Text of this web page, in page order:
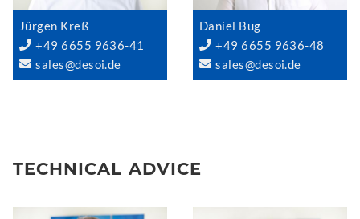
Jürgen Kreß
+49 6655 9636-41
sales@desoi.de
Daniel Bug
+49 6655 9636-48
sales@desoi.de
TECHNICAL ADVICE